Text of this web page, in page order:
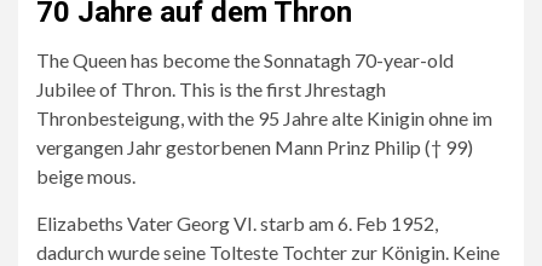
70 Jahre auf dem Thron
The Queen has become the Sonnatagh 70-year-old
Jubilee of Thron. This is the first Jhrestagh
Thronbesteigung, with the 95 Jahre alte Kinigin ohne im
vergangen Jahr gestorbenen Mann Prinz Philip († 99)
beige mous.
Elizabeths Vater Georg VI. starb am 6. Feb 1952,
dadurch wurde seine Tolteste Tochter zur Königin. Keine